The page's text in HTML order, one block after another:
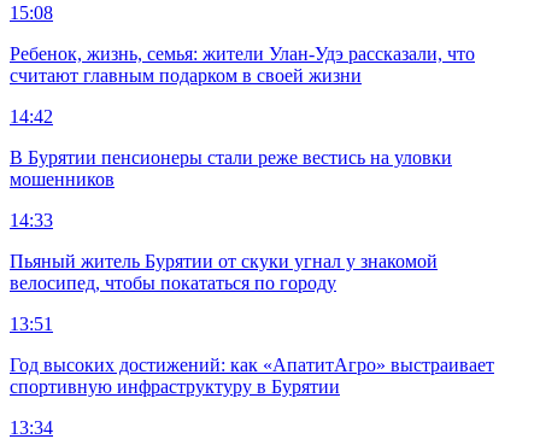
15:08
Ребенок, жизнь, семья: жители Улан-Удэ рассказали, что
считают главным подарком в своей жизни
14:42
В Бурятии пенсионеры стали реже вестись на уловки
мошенников
14:33
Пьяный житель Бурятии от скуки угнал у знакомой
велосипед, чтобы покататься по городу
13:51
Год высоких достижений: как «АпатитАгро» выстраивает
спортивную инфраструктуру в Бурятии
13:34